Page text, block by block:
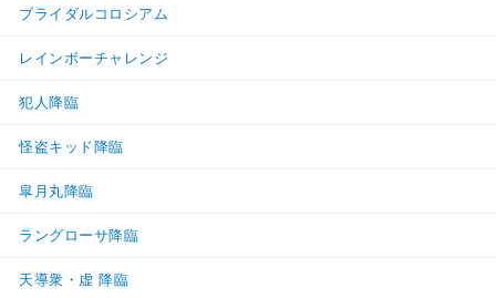
ブライダルコロシアム
レインボーチャレンジ
犯人降臨
怪盗キッド降臨
皐月丸降臨
ラングローサ降臨
天導衆・虚 降臨